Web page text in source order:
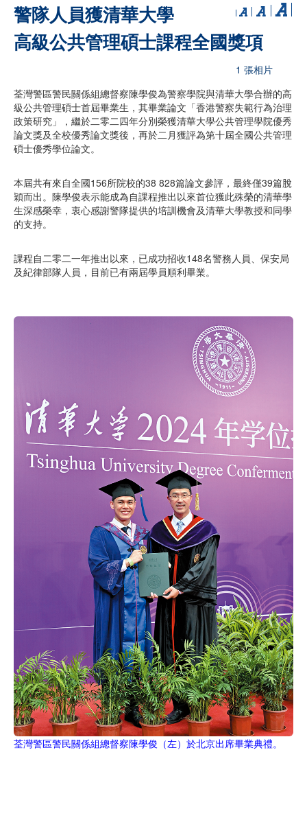
警隊人員獲清華大學
高級公共管理碩士課程全國獎項
1 張相片
荃灣警區警民關係組總督察陳學俊為警察學院與清華大學合辦的高
級公共管理碩士首屆畢業生，其畢業論文「香港警察失範行為治理
政策研究」，繼於二零二四年分別榮獲清華大學公共管理學院優秀
論文獎及全校優秀論文獎後，再於二月獲評為第十屆全國公共管理
碩士優秀學位論文。
本屆共有來自全國156所院校的38 828篇論文參評，最終僅39篇脫
穎而出。陳學俊表示能成為自課程推出以來首位獲此殊榮的清華學
生深感榮幸，衷心感謝警隊提供的培訓機會及清華大學教授和同學
的支持。
課程自二零二一年推出以來，已成功招收148名警務人員、保安局
及紀律部隊人員，目前已有兩屆學員順利畢業。
荃灣警區警民關係組總督察陳學俊（左）於北京出席畢業典禮。